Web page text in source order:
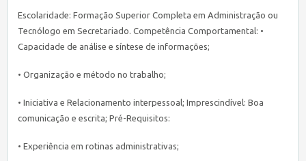
Escolaridade: Formação Superior Completa em Administração ou
Tecnólogo em Secretariado. Competência Comportamental: •
Capacidade de análise e síntese de informações;
• Organização e método no trabalho;
• Iniciativa e Relacionamento interpessoal; Imprescindível: Boa
comunicação e escrita; Pré-Requisitos:
• Experiência em rotinas administrativas;